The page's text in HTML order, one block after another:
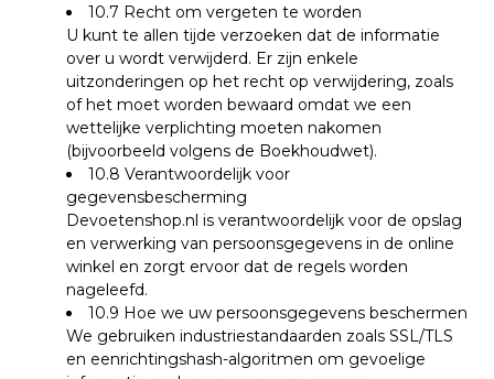
10.7 Recht om vergeten te worden
U kunt te allen tijde verzoeken dat de informatie
over u wordt verwijderd. Er zijn enkele
uitzonderingen op het recht op verwijdering, zoals
of het moet worden bewaard omdat we een
wettelijke verplichting moeten nakomen
(bijvoorbeeld volgens de Boekhoudwet).
10.8 Verantwoordelijk voor
gegevensbescherming
Devoetenshop.nl is verantwoordelijk voor de opslag
en verwerking van persoonsgegevens in de online
winkel en zorgt ervoor dat de regels worden
nageleefd.
10.9 Hoe we uw persoonsgegevens beschermen
We gebruiken industriestandaarden zoals SSL/TLS
en eenrichtingshash-algoritmen om gevoelige